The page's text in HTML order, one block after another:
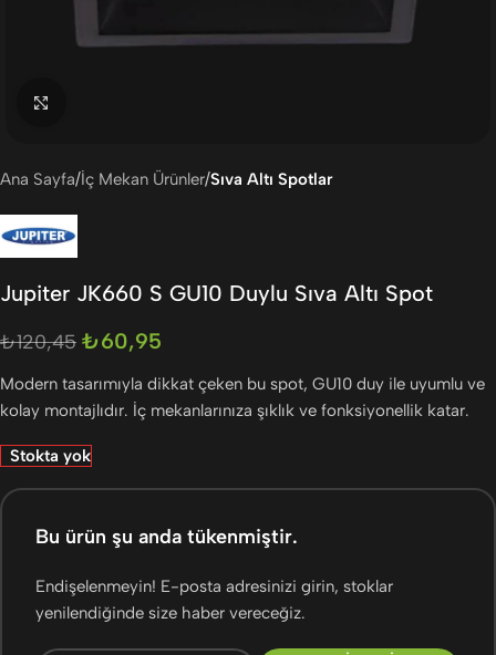
Ana Sayfa İç Mekan Ürünler Sıva Altı Spotlar
Jupiter JK660 S GU10 Duylu Sıva Altı Spot
₺120,45 ₺60,95
Modern tasarımıyla dikkat çeken bu spot, GU10 duy ile uyumlu ve
kolay montajlıdır. İç mekanlarınıza şıklık ve fonksiyonellik katar.
Stokta yok
Bu ürün şu anda tükenmiştir.
Endişelenmeyin! E-posta adresinizi girin, stoklar
yenilendiğinde size haber vereceğiz.